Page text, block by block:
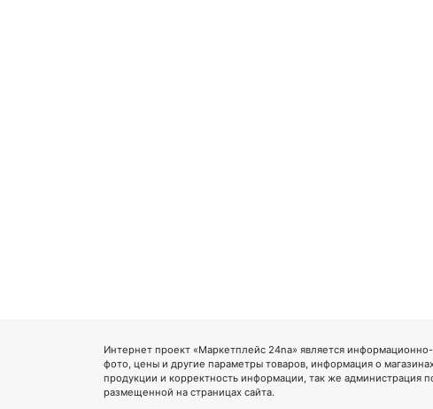
Интернет проект «Маркетплейс 24na» является
фото, цены и другие параметры товаров, информация о
продукции и корректность информации, так же администрация
размещенной на страницах сайта.